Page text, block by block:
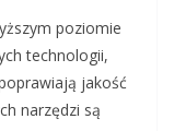
poziomie
technologii,
jakość
narzędzi są